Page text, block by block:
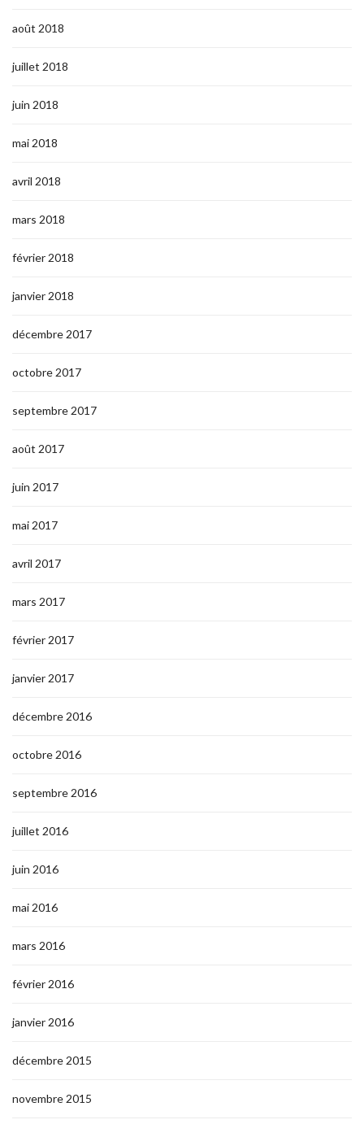
août 2018
juillet 2018
juin 2018
mai 2018
avril 2018
mars 2018
février 2018
janvier 2018
décembre 2017
octobre 2017
septembre 2017
août 2017
juin 2017
mai 2017
avril 2017
mars 2017
février 2017
janvier 2017
décembre 2016
octobre 2016
septembre 2016
juillet 2016
juin 2016
mai 2016
mars 2016
février 2016
janvier 2016
décembre 2015
novembre 2015